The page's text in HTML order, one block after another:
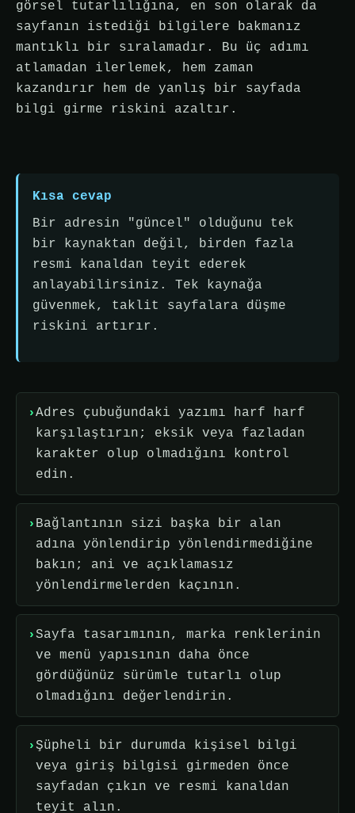
görsel tutarlılığına, en son olarak da
sayfanın istediği bilgilere bakmanız
mantıklı bir sıralamadır. Bu üç adımı
atlamadan ilerlemek, hem zaman
kazandırır hem de yanlış bir sayfada
bilgi girme riskini azaltır.
Kısa cevap
Bir adresin "güncel" olduğunu tek
bir kaynaktan değil, birden fazla
resmi kanaldan teyit ederek
anlayabilirsiniz. Tek kaynağa
güvenmek, taklit sayfalara düşme
riskini artırır.
Adres çubuğundaki yazımı harf harf
karşılaştırın; eksik veya fazladan
karakter olup olmadığını kontrol
edin.
Bağlantının sizi başka bir alan
adına yönlendirip yönlendirmediğine
bakın; ani ve açıklamasız
yönlendirmelerden kaçının.
Sayfa tasarımının, marka renklerinin
ve menü yapısının daha önce
gördüğünüz sürümle tutarlı olup
olmadığını değerlendirin.
Şüpheli bir durumda kişisel bilgi
veya giriş bilgisi girmeden önce
sayfadan çıkın ve resmi kanaldan
teyit alın.